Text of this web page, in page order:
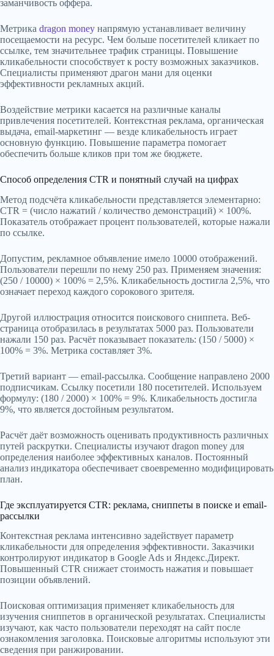
заманчивость оффера.
Метрика dragon money напрямую устанавливает величину
посещаемости на ресурс. Чем больше посетителей кликает по
ссылке, тем значительнее трафик страницы. Повышение
кликабельности способствует к росту возможных заказчиков.
Специалисты применяют драгон мани для оценки
эффективности рекламных акций.
Воздействие метрики касается на различные каналы
привлечения посетителей. Контекстная реклама, органическая
выдача, email-маркетинг — везде кликабельность играет
основную функцию. Повышение параметра помогает
обеспечить больше кликов при том же бюджете.
Способ определения CTR и понятный случай на цифрах
Метод подсчёта кликабельности представляется элементарно:
CTR = (число нажатий / количество демонстраций) × 100%.
Показатель отображает процент пользователей, которые нажали
по ссылке.
Допустим, рекламное объявление имело 10000 отображений.
Пользователи перешли по нему 250 раз. Применяем значения:
(250 / 10000) × 100% = 2,5%. Кликабельность достигла 2,5%, что
означает переход каждого сорокового зрителя.
Другой иллюстрация относится поискового сниппета. Веб-
страница отобразилась в результатах 5000 раз. Пользователи
нажали 150 раз. Расчёт показывает показатель: (150 / 5000) ×
100% = 3%. Метрика составляет 3%.
Третий вариант — email-рассылка. Сообщение направлено 2000
подписчикам. Ссылку посетили 180 посетителей. Используем
формулу: (180 / 2000) × 100% = 9%. Кликабельность достигла
9%, что является достойным результатом.
Расчёт даёт возможность оценивать продуктивность различных
путей раскрутки. Специалисты изучают dragon money для
определения наиболее эффективных каналов. Постоянный
анализ индикатора обеспечивает своевременно модифицировать
план.
Где эксплуатируется CTR: реклама, сниппеты в поиске и email-
рассылки
Контекстная реклама интенсивно задействует параметр
кликабельности для определения эффективности. Заказчики
контролируют индикатор в Google Ads и Яндекс.Директ.
Повышенный CTR снижает стоимость нажатия и повышает
позиции объявлений.
Поисковая оптимизация применяет кликабельность для
изучения сниппетов в органической результатах. Специалисты
изучают, как часто пользователи переходят на сайт после
ознакомления заголовка. Поисковые алгоритмы используют эти
сведения при ранжировании.